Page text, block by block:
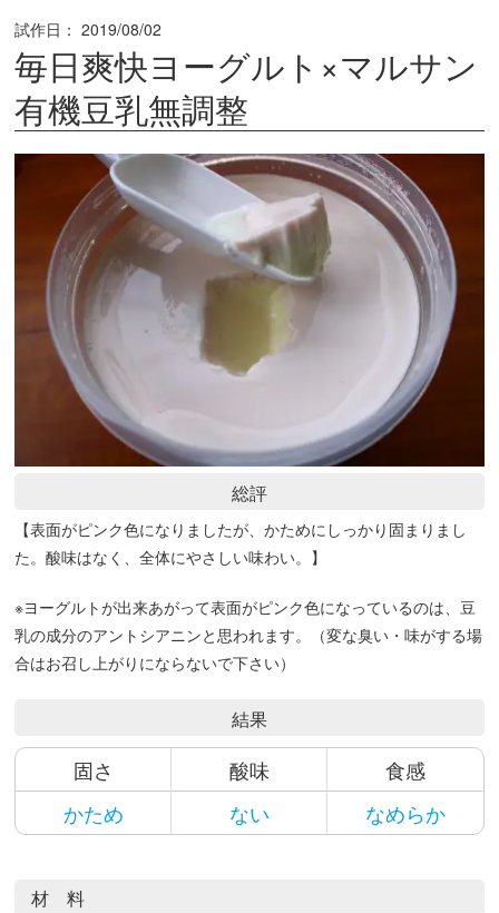
試作日：2019/08/02
毎日爽快ヨーグルト×マルサン
有機豆乳無調整
総評
【表面がピンク色になりましたが、かためにしっかり固まりまし
た。酸味はなく、全体にやさしい味わい。】
※ヨーグルトが出来あがって表面がピンク色になっているのは、豆
乳の成分のアントシアニンと思われます。（変な臭い・味がする場
合はお召し上がりにならないで下さい）
結果
固さ 酸味
食感
かため
ない なめらか
材 料